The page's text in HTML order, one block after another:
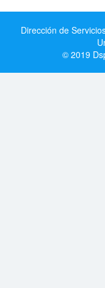
Dirección de
© 2019